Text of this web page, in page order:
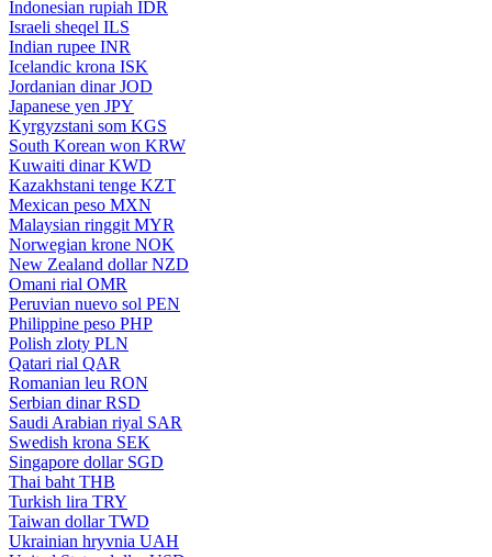
Indonesian rupiah IDR
Israeli sheqel ILS
Indian rupee INR
Icelandic krona ISK
Jordanian dinar JOD
Japanese yen JPY
Kyrgyzstani som KGS
South Korean won KRW
Kuwaiti dinar KWD
Kazakhstani tenge KZT
Mexican peso MXN
Malaysian ringgit MYR
Norwegian krone NOK
New Zealand dollar NZD
Omani rial OMR
Peruvian nuevo sol PEN
Philippine peso PHP
Polish zloty PLN
Qatari rial QAR
Romanian leu RON
Serbian dinar RSD
Saudi Arabian riyal SAR
Swedish krona SEK
Singapore dollar SGD
Thai baht THB
Turkish lira TRY
Taiwan dollar TWD
Ukrainian hryvnia UAH